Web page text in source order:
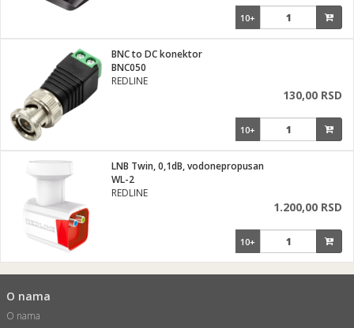
10+
BNC to DC konektor
BNC050
REDLINE
130,00 RSD
10+
LNB Twin, 0,1dB, vodonepropusan
WL-2
REDLINE
1.200,00 RSD
10+
O nama
O nama